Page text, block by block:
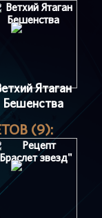
Ятаган
Бешенства
(9):